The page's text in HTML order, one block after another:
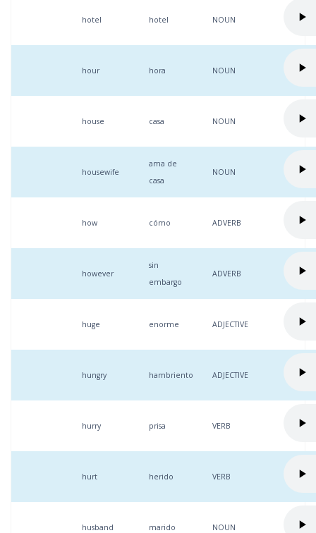
hotel hotel NOUN
hour hora NOUN
house casa NOUN
housewife
ama de
casa
NOUN
how cómo ADVERB
however
sin
embargo
ADVERB
huge enorme ADJECTIVE
hungry hambriento ADJECTIVE
hurry prisa VERB
hurt herido VERB
husband marido NOUN